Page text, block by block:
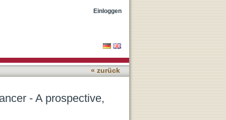
single-centerEinloggen
« zurück
- A prospective,